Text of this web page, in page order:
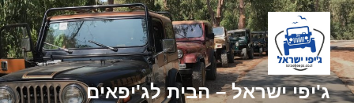
דילוג
לתוכן
ג'יפי ישראל – הבית לג'יפאים